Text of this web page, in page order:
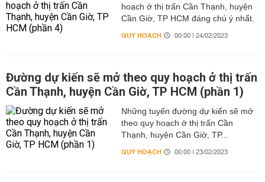
hoạch ở thị trấn Cần Thạnh, huyện
Cần Giờ, TP HCM đáng chú ý nhất.
QUY HOẠCH 00:00 | 24/02/2023
Đường dự kiến sẽ mở theo quy hoạch ở thị trấn
Cần Thạnh, huyện Cần Giờ, TP HCM (phần 1)
Những tuyến đường dự kiến sẽ mở
theo quy hoạch ở thị trấn Cần
Thạnh, huyện Cần Giờ, TP...
QUY HOẠCH 00:00 | 23/02/2023